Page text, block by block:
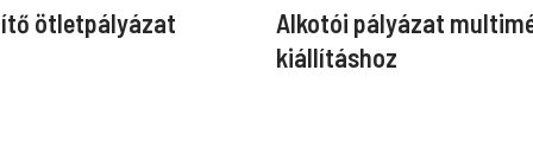
ötletpályázat
Alkotói pályázat
kiállításhoz